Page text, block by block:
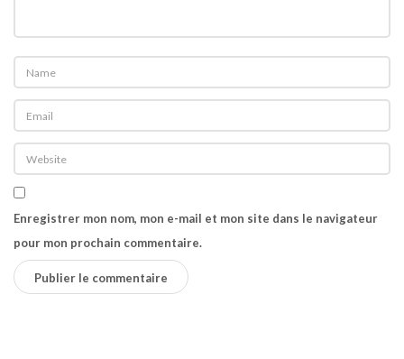
Enregistrer mon nom, mon e-mail et mon site dans le navigateur
pour mon prochain commentaire.